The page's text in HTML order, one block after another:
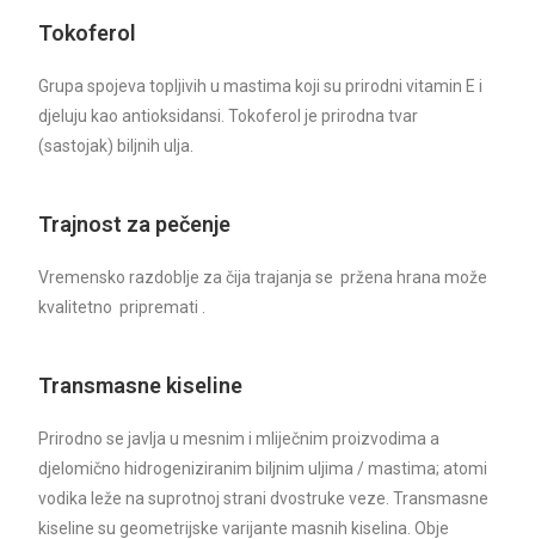
Tokoferol
Grupa spojeva topljivih u mastima koji su prirodni vitamin E i
djeluju kao antioksidansi. Tokoferol je prirodna tvar
(sastojak) biljnih ulja.
Trajnost za pečenje
Vremensko razdoblje za čija trajanja se pržena hrana može
kvalitetno pripremati .
Transmasne kiseline
Prirodno se javlja u mesnim i mliječnim proizvodima a
djelomično hidrogeniziranim biljnim uljima / mastima; atomi
vodika leže na suprotnoj strani dvostruke veze. Transmasne
kiseline su geometrijske varijante masnih kiselina. Obje